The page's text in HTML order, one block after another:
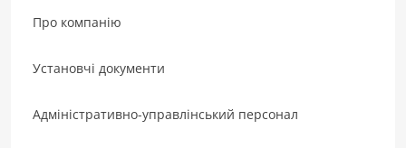
Про компанію
Установчі документи
Адміністративно-управлінський персонал